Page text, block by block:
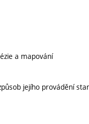
a mapování
jejího provádění